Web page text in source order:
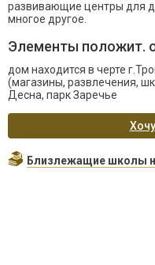
развивающие центры для
многое другое.
Элементы положит.
дом находится в черте
(магазины, развлечения,
Десна, парк Заречье
Близлежащие школы